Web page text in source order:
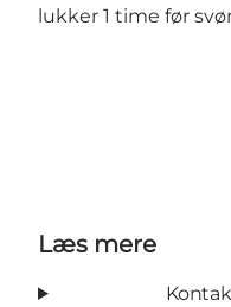
lukker 1 time før
Læs mere